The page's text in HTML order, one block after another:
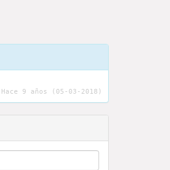
Hace 9 años (05-03-2018)